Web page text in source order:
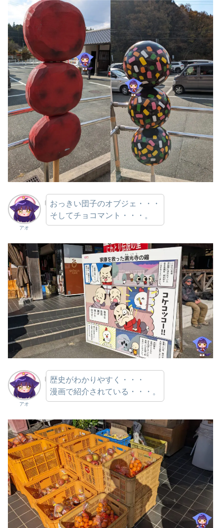
アオ
おっきい団子のオブジェ・・・
そしてチョコマント・・・。
アオ
歴史がわかりやすく・・・
漫画で紹介されている・・・。